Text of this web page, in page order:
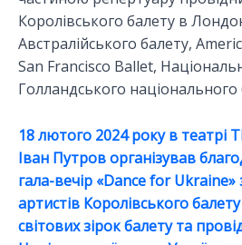
Королівського балету в
Австралійського балету,
San Francisco Ballet,
Голландського національного
18 лютого 2024 року в театрі
Іван Путров організував
гала-вечір «Dance for Ukraine»
артистів Королівського
світових зірок балету та